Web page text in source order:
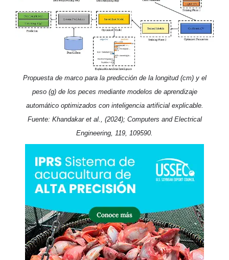
Propuesta de marco para la predicción de la longitud (cm) y el
peso (g) de los peces mediante modelos de aprendizaje
automático optimizados con inteligencia artificial explicable.
Fuente: Khandakar et al., (2024); Computers and Electrical
Engineering, 119, 109590.